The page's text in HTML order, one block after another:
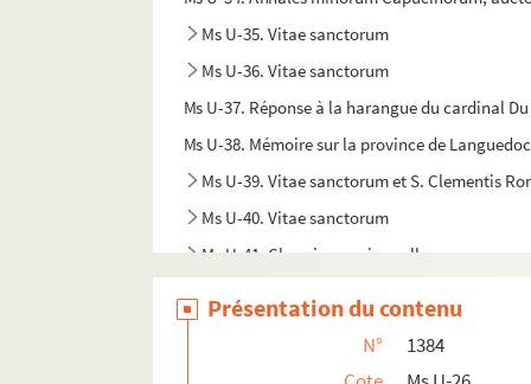
Ms U-35. Vitae sanctorum
Ms U-36. Vitae sanctorum
Ms U-37. Réponse à la harangue du cardinal
Ms U-38. Mémoire sur la province de
Ms U-39. Vitae sanctorum et S. Clementis
Ms U-40. Vitae sanctorum
Ms U-41. Chronique universelle
Présentation du contenu
N°
1384